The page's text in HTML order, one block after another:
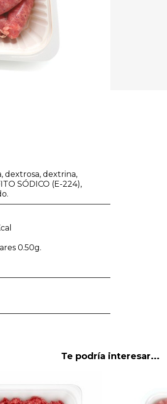
dextrosa, dextrina,
SÓDICO (E-224),
0.50g.
Te podría interesar...